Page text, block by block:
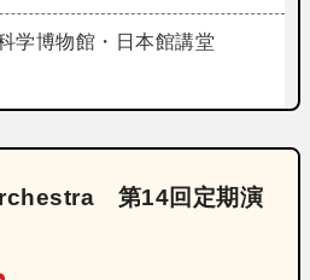
学博物館・日本館講堂
第14回定期演